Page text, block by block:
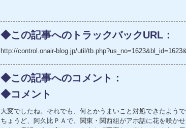
◆この記事へのトラックバックURL：
http://control.onair-blog.jp/util/
◆この記事へのコメント：
◆コメント
大変でしたね。それでも、何とかうまいこと対処できたよう
ちょうど、阿久比ＰＡで、関東・関西組がアホ話に花を咲か